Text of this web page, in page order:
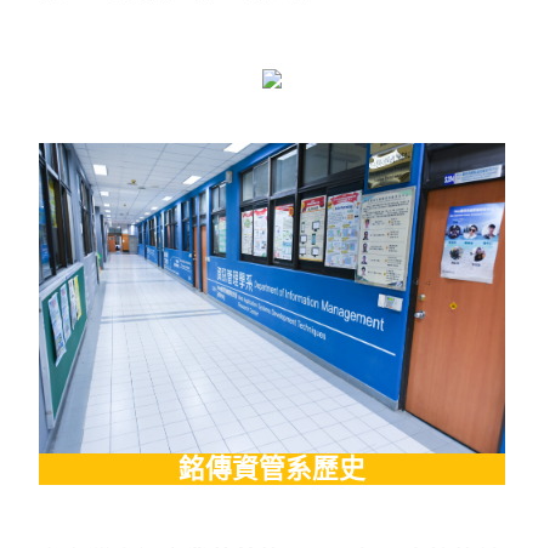
銘傳資管系歷史